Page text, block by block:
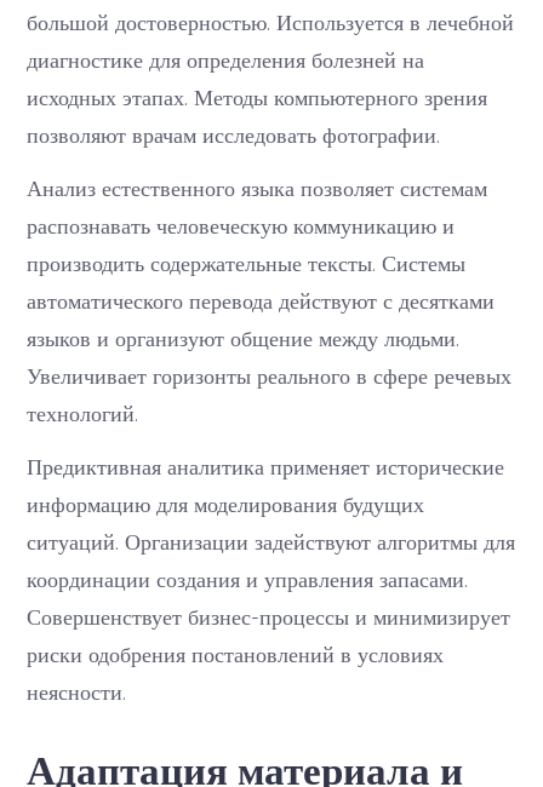
большой достоверностью. Используется в лечебной
диагностике для определения болезней на
исходных этапах. Методы компьютерного зрения
позволяют врачам исследовать фотографии.
Анализ естественного языка позволяет системам
распознавать человеческую коммуникацию и
производить содержательные тексты. Системы
автоматического перевода действуют с десятками
языков и организуют общение между людьми.
Увеличивает горизонты реального в сфере речевых
технологий.
Предиктивная аналитика применяет исторические
информацию для моделирования будущих
ситуаций. Организации задействуют алгоритмы для
координации создания и управления запасами.
Совершенствует бизнес-процессы и минимизирует
риски одобрения постановлений в условиях
неясности.
Адаптация материала и